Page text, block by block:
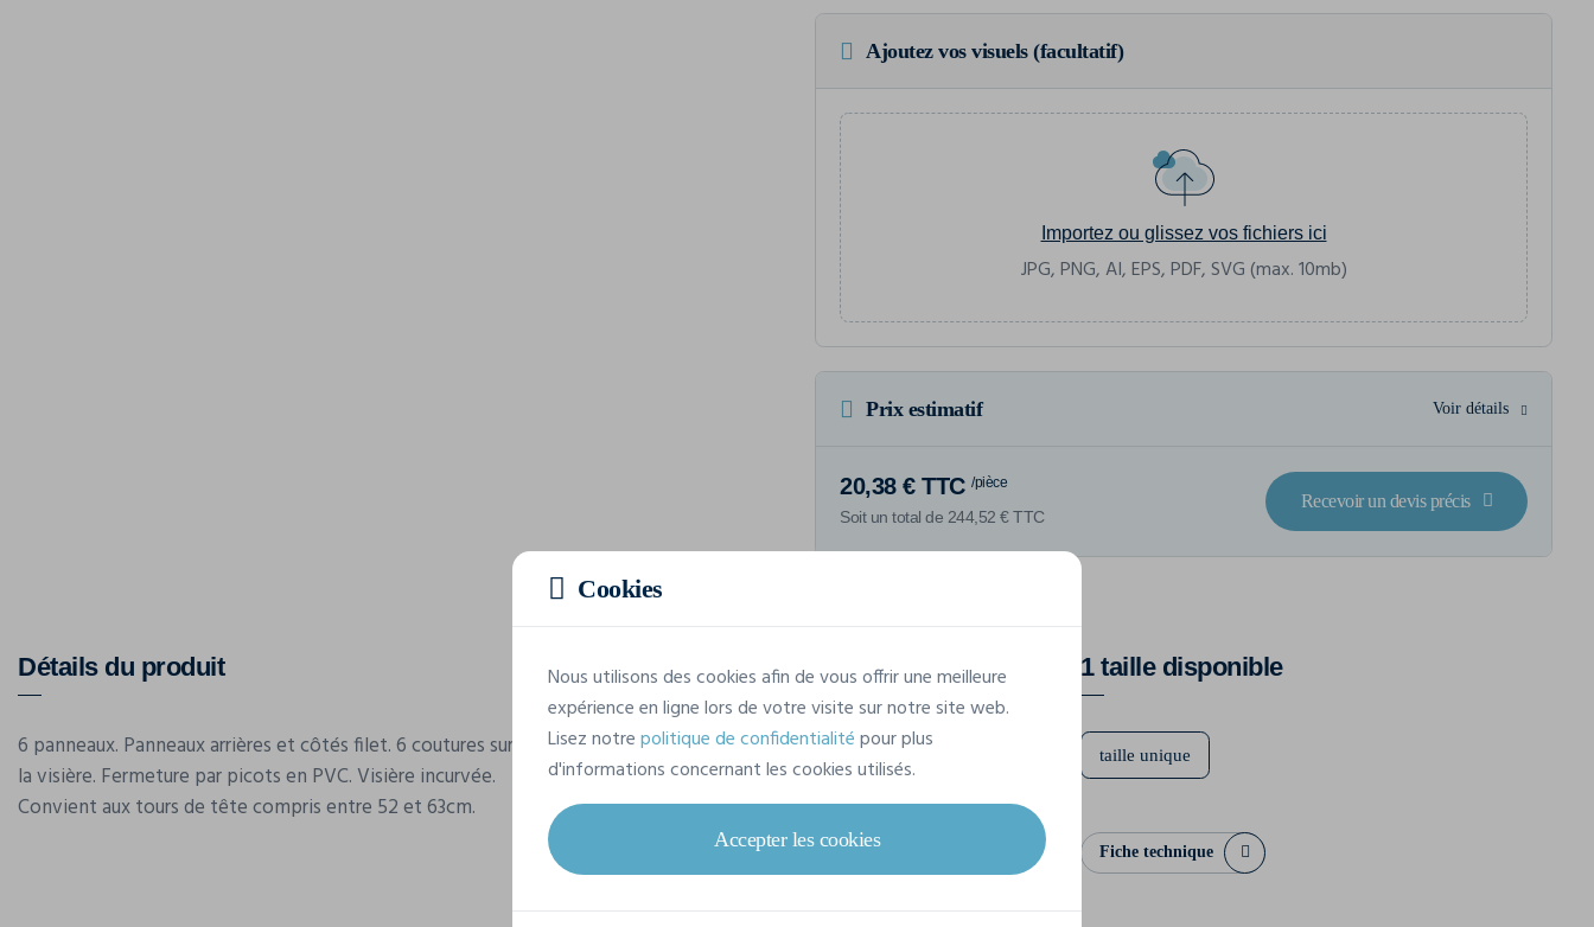
Ajoutez vos visuels (facultatif)
Importez ou glissez vos fichiers ici
JPG, PNG, AI, EPS, PDF, SVG (max. 10mb)
Prix estimatif Voir détails
20,38 € TTC /pièce
Soit un total de 244,52 € TTC
Recevoir un devis précis
Détails du produit
6 panneaux. Panneaux arrières et côtés filet. 6 coutures sur
la visière. Fermeture par picots en PVC. Visière incurvée.
Convient aux tours de tête compris entre 52 et 63cm.
Caractéristiques
Marque
Référence
110T
Composition
1 taille disponible
taille unique
Fiche technique
Cookies
Nous utilisons des cookies afin de vous offrir une meilleure
expérience en ligne lors de votre visite sur notre site web.
Lisez notrepolitique de confidentialitépour plus
d'informations concernant les cookies utilisés.
Accepter les cookies